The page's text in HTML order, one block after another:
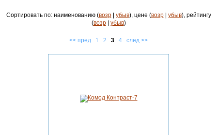
Сортировать по: наименованию (возр| убыв), цене (возр| убыв), рейтингу
(возр| убыв)
<< пред 1 2 3 4 след >>